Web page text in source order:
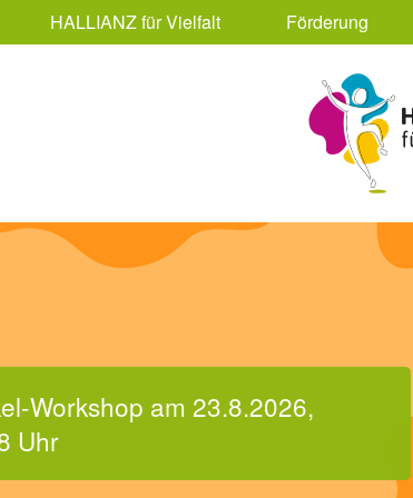
HALLIANZ für Vielfalt Förderung
Reihe „Dazusetzen & Mitreden“ im